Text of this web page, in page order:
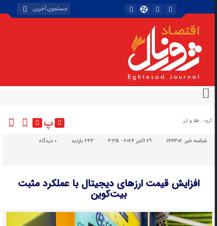
گروه : طلا و ارز پ
شناسه خبر:143302 29 اکتبر 2024 - 3:35 243 بازدید دیدگاه
افزایش قیمت ارزهای دیجیتال با عملکرد مثبت
بیت‌کوین